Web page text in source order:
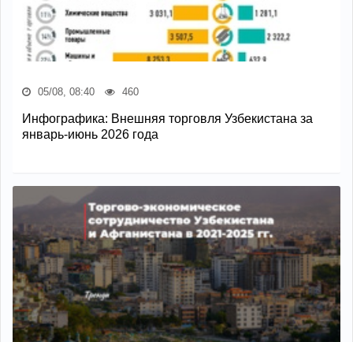
05/08, 08:40 460
Инфографика: Внешняя торговля Узбекистана за
январь-июнь 2026 года